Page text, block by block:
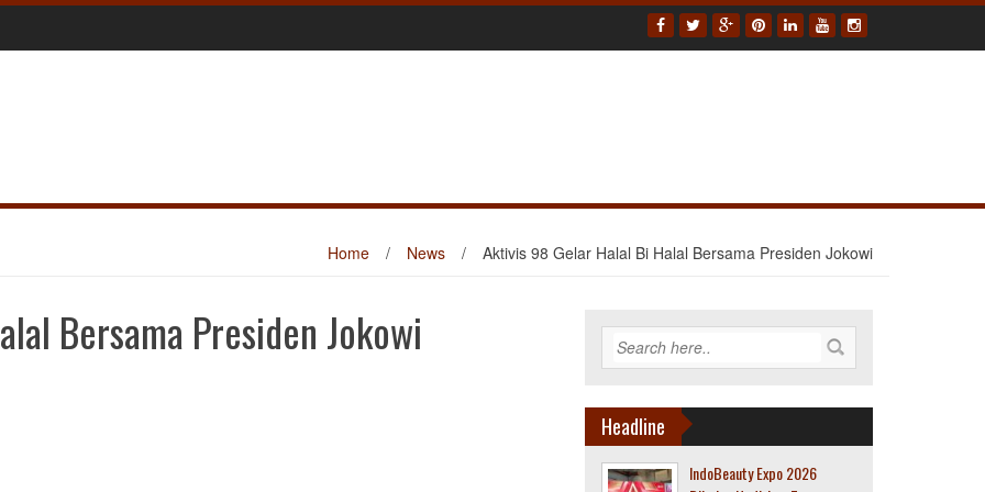
Home / News / Aktivis 98 Gelar Halal Bi Halal Bersama Presiden Jokowi
Bersama Presiden Jokowi
Headline
IndoBeauty Expo 2026